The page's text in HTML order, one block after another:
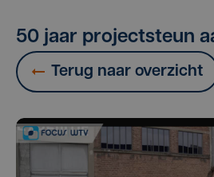
50 jaar projectsteun
Terug naar overzicht